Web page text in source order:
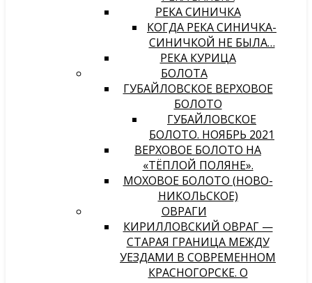
РЕКА СИНИЧКА
КОГДА РЕКА СИНИЧКА-
СИНИЧКОЙ НЕ БЫЛА…
РЕКА КУРИЦА
БОЛОТА
ГУБАЙЛОВСКОЕ ВЕРХОВОЕ
БОЛОТО
ГУБАЙЛОВСКОЕ
БОЛОТО. НОЯБРЬ 2021
ВЕРХОВОЕ БОЛОТО НА
«ТЁПЛОЙ ПОЛЯНЕ».
МОХОВОЕ БОЛОТО (НОВО-
НИКОЛЬСКОЕ)
ОВРАГИ
КИРИЛЛОВСКИЙ ОВРАГ —
СТАРАЯ ГРАНИЦА МЕЖДУ
УЕЗДАМИ В СОВРЕМЕННОМ
КРАСНОГОРСКЕ. О